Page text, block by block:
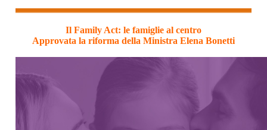
Il Family Act: le famiglie al centro
Approvata la riforma della Ministra Elena Bonetti